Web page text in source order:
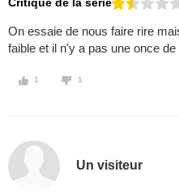
Critique de la série
On essaie de nous faire rire
faible et il n'y a pas une once
1 1
Un visiteur